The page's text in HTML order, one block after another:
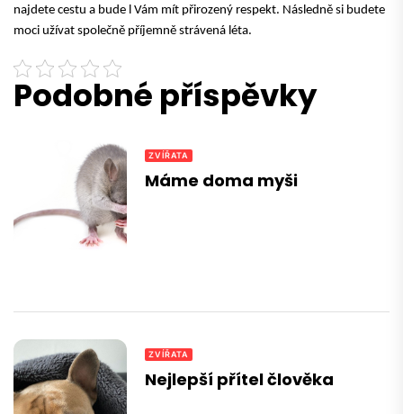
najdete cestu a bude l Vám mít přirozený respekt. Následně si budete
moci užívat společně příjemně strávená léta.
Podobné příspěvky
ZVÍŘATA
Máme doma myši
ZVÍŘATA
Nejlepší přítel člověka